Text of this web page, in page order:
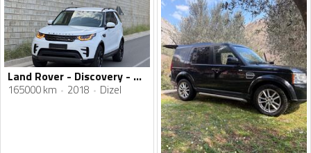
Land Rover - Discovery - 3.0
165000 km 2018 Dizel